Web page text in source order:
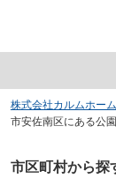
株式会社カルムホーム
市安佐南区にある公
市区町村から探